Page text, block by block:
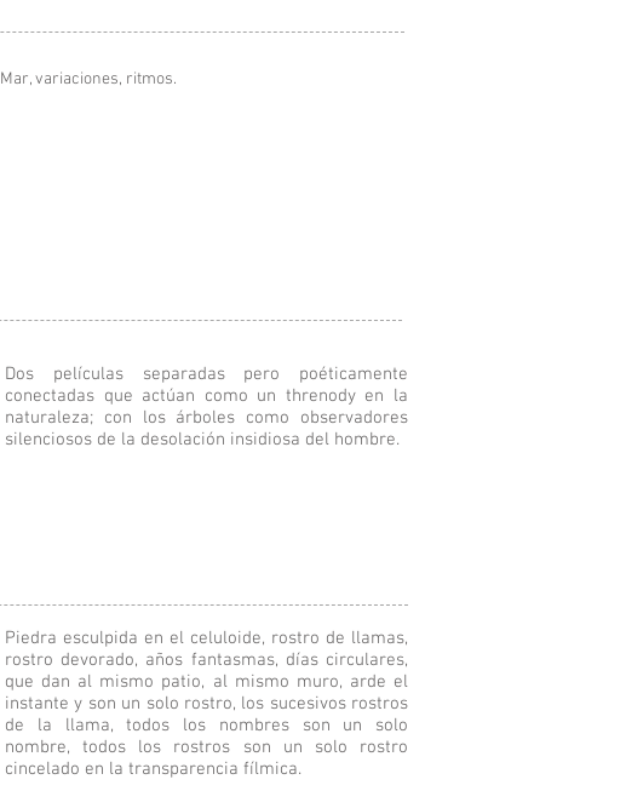
Mar, variaciones, ritmos.
Dos películas separadas pero poéticamente
conectadas que actúan como un threnody en la
naturaleza; con los árboles como observadores
silenciosos de la desolación insidiosa del hombre.
Piedra esculpida en el celuloide, rostro de llamas,
rostro devorado, años fantasmas, días circulares,
que dan al mismo patio, al mismo muro, arde el
instante y son un solo rostro, los sucesivos rostros
de la llama, todos los nombres son un solo
nombre, todos los rostros son un solo rostro
cincelado en la transparencia fílmica.